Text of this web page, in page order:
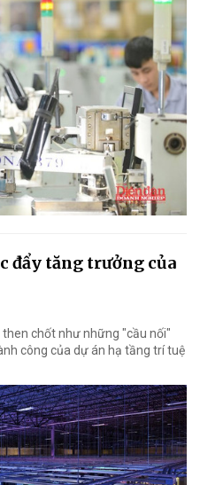
đẩy tăng trưởng của
chốt như những "cầu nối"
công của dự án hạ tầng trí tuệ